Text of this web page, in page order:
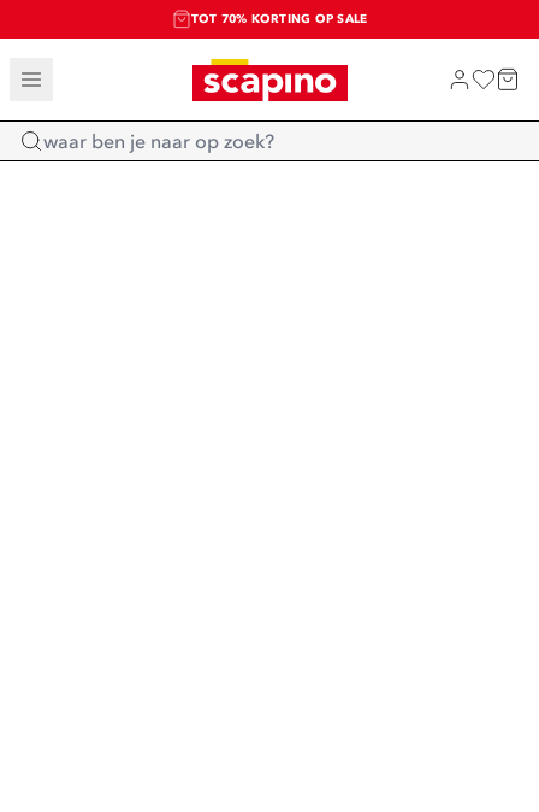
TOT 70% KORTING OP SALE
SALE: LAATSTE KANS!
SHOP NIEUW
Home